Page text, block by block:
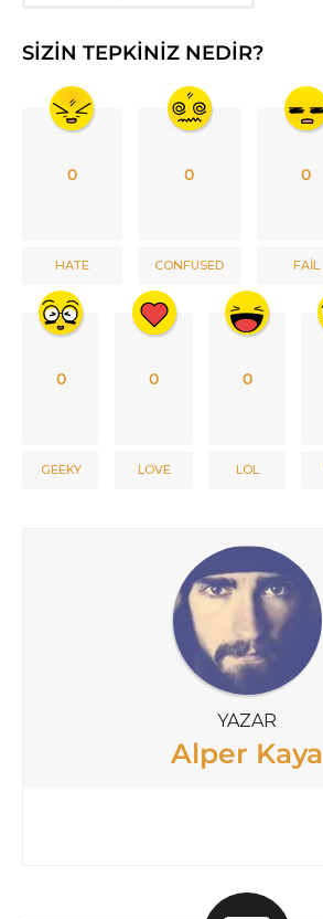
SIZIN TEPKINIZ NEDIR?
0
HATE
0
CONFUSED
0
FAIL
0
GEEKY
0
LOVE
0
LOL
YAZAR
Alper Kaya